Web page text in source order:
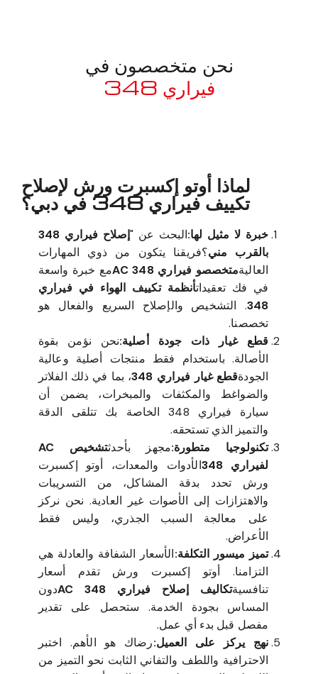
نحن متخصصون في
فيراري 348
لماذا أوتو إكسبرت ورش لإصلاح
تكييف فيراري 348 في دبي؟
خبرة لا مثيل لها:البحث عن "
إصلاح فيراري 348
بالقرب مني؟فريقنا يتكون من ذوي المهارات
العاليةمتخصصو فيراري 348 AC
مع خبرة واسعة
في فك تعقيداتأنظمة تكييف الهواء في فيراري
348. التشخيص والإصلاح السريع والفعال هو
تخصصنا.
قطع غيار ذات جودة أصلية:نحن نؤمن بقوة
الأصالة. باستخدام فقط منتجات أصلية وعالية
الجودةقطع غيار فيراري 348
، بما في ذلك الفلاتر
والضواغط والمكثفات والمبخرات، يضمن أن
سيارة فيراري 348 الخاصة بك تتلقى الدقة
والتميز الذي تستحقه.
تكنولوجيا متطورة:مجهز بأحدث
تشخيص AC
لفيراري 348
الأدوات والمعدات، أوتو إكسبرت
ورش تحدد بدقة المشاكل، من التسريبات
والاهتزازات إلى الأصوات غير العادية. نحن نركز
على معالجة السبب الجذري، وليس فقط
الأعراض.
تميز ميسور التكلفة:الأسعار الشفافة والعادلة هي
التزامنا. أوتو إكسبرت ورش تقدم أسعار
تنافسيةتكاليف إصلاح فيراري 348 AC
دون
المساس بجودة الخدمة. ستحصل على تقدير
مفصل قبل بدء أي عمل.
نهج يركز على العميل:رضاك هو الأهم. اختبر
الاحترافية واللطف والتفاني الثابت نحو التميز من